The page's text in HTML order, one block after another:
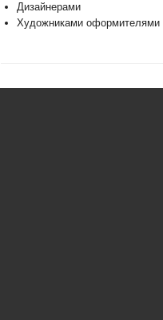
Дизайнерами
Художниками оформителями